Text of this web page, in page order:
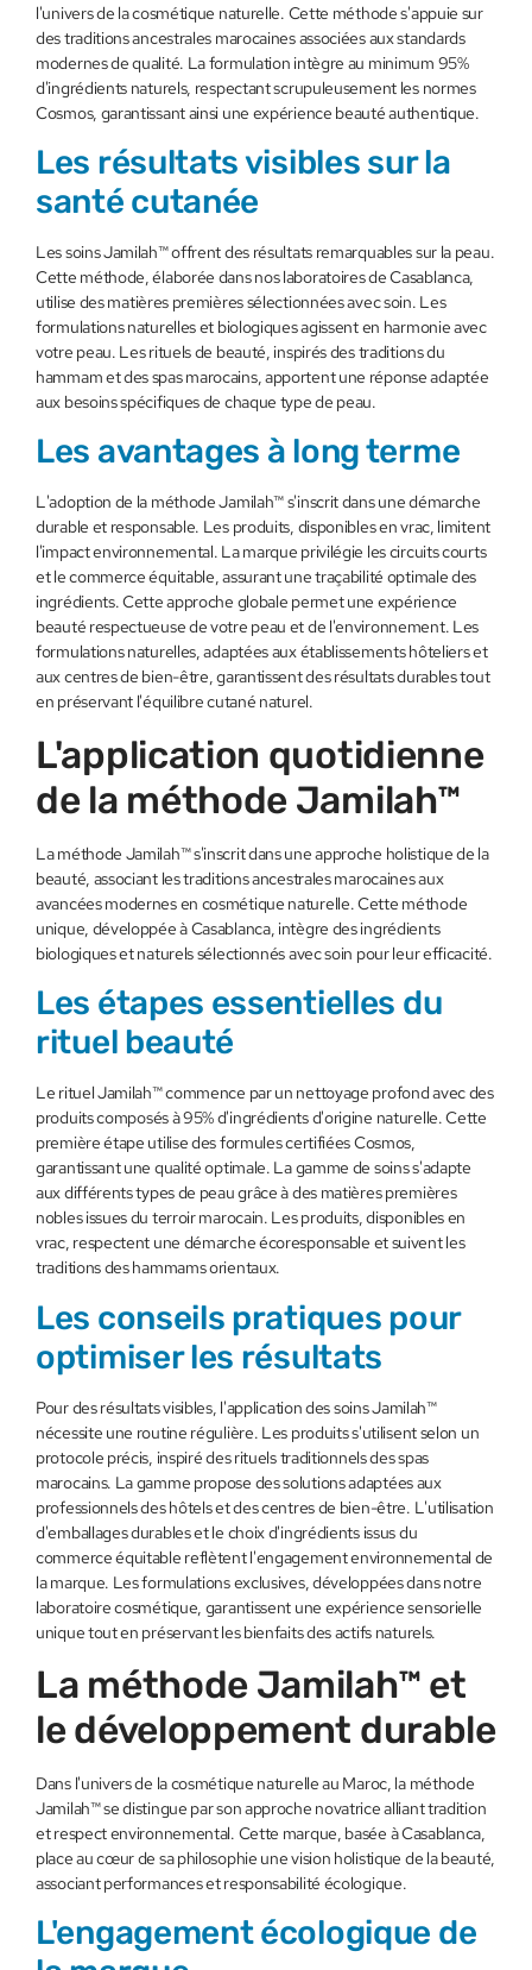
l'univers de la cosmétique naturelle. Cette méthode s'appuie sur
des traditions ancestrales marocaines associées aux standards
modernes de qualité. La formulation intègre au minimum 95%
d'ingrédients naturels, respectant scrupuleusement les normes
Cosmos, garantissant ainsi une expérience beauté authentique.
Les résultats visibles sur la
santé cutanée
Les soins Jamilah™ offrent des résultats remarquables sur la peau.
Cette méthode, élaborée dans nos laboratoires de Casablanca,
utilise des matières premières sélectionnées avec soin. Les
formulations naturelles et biologiques agissent en harmonie avec
votre peau. Les rituels de beauté, inspirés des traditions du
hammam et des spas marocains, apportent une réponse adaptée
aux besoins spécifiques de chaque type de peau.
Les avantages à long terme
L'adoption de la méthode Jamilah™ s'inscrit dans une démarche
durable et responsable. Les produits, disponibles en vrac, limitent
l'impact environnemental. La marque privilégie les circuits courts
et le commerce équitable, assurant une traçabilité optimale des
ingrédients. Cette approche globale permet une expérience
beauté respectueuse de votre peau et de l'environnement. Les
formulations naturelles, adaptées aux établissements hôteliers et
aux centres de bien-être, garantissent des résultats durables tout
en préservant l'équilibre cutané naturel.
L'application quotidienne
de la méthode Jamilah™
La méthode Jamilah™ s'inscrit dans une approche holistique de la
beauté, associant les traditions ancestrales marocaines aux
avancées modernes en cosmétique naturelle. Cette méthode
unique, développée à Casablanca, intègre des ingrédients
biologiques et naturels sélectionnés avec soin pour leur efficacité.
Les étapes essentielles du
rituel beauté
Le rituel Jamilah™ commence par un nettoyage profond avec des
produits composés à 95% d'ingrédients d'origine naturelle. Cette
première étape utilise des formules certifiées Cosmos,
garantissant une qualité optimale. La gamme de soins s'adapte
aux différents types de peau grâce à des matières premières
nobles issues du terroir marocain. Les produits, disponibles en
vrac, respectent une démarche écoresponsable et suivent les
traditions des hammams orientaux.
Les conseils pratiques pour
optimiser les résultats
Pour des résultats visibles, l'application des soins Jamilah™
nécessite une routine régulière. Les produits s'utilisent selon un
protocole précis, inspiré des rituels traditionnels des spas
marocains. La gamme propose des solutions adaptées aux
professionnels des hôtels et des centres de bien-être. L'utilisation
d'emballages durables et le choix d'ingrédients issus du
commerce équitable reflètent l'engagement environnemental de
la marque. Les formulations exclusives, développées dans notre
laboratoire cosmétique, garantissent une expérience sensorielle
unique tout en préservant les bienfaits des actifs naturels.
La méthode Jamilah™ et
le développement durable
Dans l'univers de la cosmétique naturelle au Maroc, la méthode
Jamilah™ se distingue par son approche novatrice alliant tradition
et respect environnemental. Cette marque, basée à Casablanca,
place au cœur de sa philosophie une vision holistique de la beauté,
associant performances et responsabilité écologique.
L'engagement écologique de